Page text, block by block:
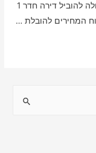
מחיר הובלה ואריזה דירה בנצרת עילית כמה עולה להוביל דירה חדר 1
המחירים להובלת …